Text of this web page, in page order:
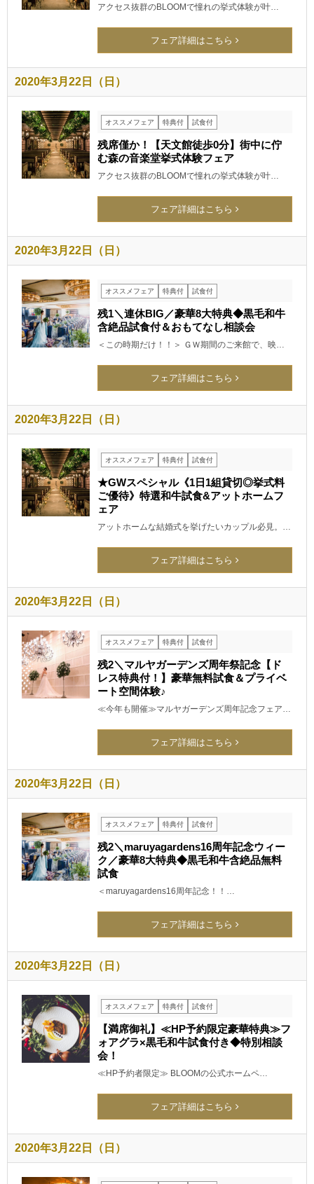
アクセス抜群のBLOOMで憧れの挙式体験が叶…
フェア詳細はこちら
2020年3月22日（日）
オススメフェア 特典付 試食付
残席僅か！【天文館徒歩0分】街中に佇
む森の音楽堂挙式体験フェア
アクセス抜群のBLOOMで憧れの挙式体験が叶…
フェア詳細はこちら
2020年3月22日（日）
オススメフェア 特典付 試食付
残1＼連休BIG／豪華8大特典◆黒毛和牛
含絶品試食付＆おもてなし相談会
＜この時期だけ！！＞ ＧＷ期間のご来館で、映…
フェア詳細はこちら
2020年3月22日（日）
オススメフェア 特典付 試食付
★GWスペシャル《1日1組貸切◎挙式料
ご優待》特選和牛試食&アットホームフ
ェア
アットホームな結婚式を挙げたいカップル必見。…
フェア詳細はこちら
2020年3月22日（日）
オススメフェア 特典付 試食付
残2＼マルヤガーデンズ周年祭記念【ド
レス特典付！】豪華無料試食＆プライベ
ート空間体験♪
≪今年も開催≫マルヤガーデンズ周年記念フェア…
フェア詳細はこちら
2020年3月22日（日）
オススメフェア 特典付 試食付
残2＼maruyagardens16周年記念ウィー
ク／豪華8大特典◆黒毛和牛含絶品無料
試食
＜maruyagardens16周年記念！！…
フェア詳細はこちら
2020年3月22日（日）
オススメフェア 特典付 試食付
【満席御礼】≪HP予約限定豪華特典≫フ
ォアグラ×黒毛和牛試食付き◆特別相談
会！
≪HP予約者限定≫ BLOOMの公式ホームペ…
フェア詳細はこちら
2020年3月22日（日）